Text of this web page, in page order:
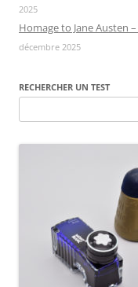
2025
Homage to Jane Austen
décembre 2025
RECHERCHER UN TEST